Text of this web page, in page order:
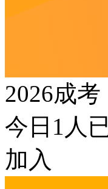
2026成
今日 1 人
加入